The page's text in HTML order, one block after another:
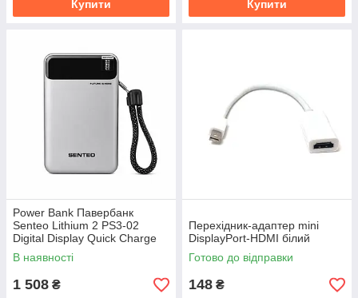
Купити Купити
Power Bank Павербанк
Senteo Lithium 2 PS3-02
Digital Display Quick Charge
30000 mAh 22.5W
В наявності
1 508 ₴
Перехідник-адаптер mini
DisplayPort-HDMI білий
Готово до відправки
148 ₴